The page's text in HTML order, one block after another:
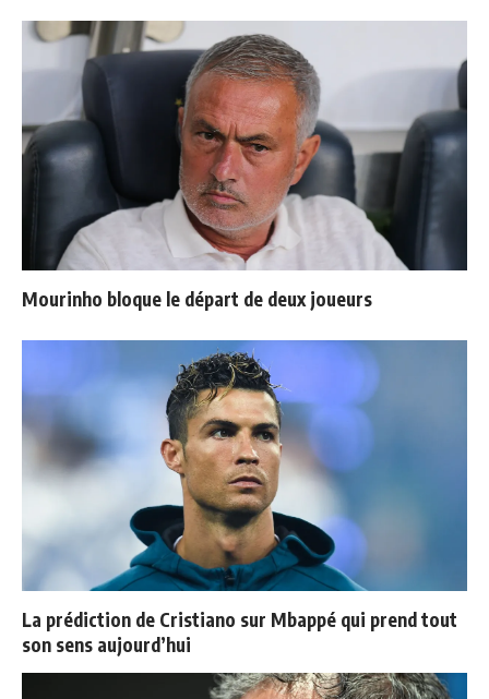
Mourinho bloque le départ de deux joueurs
La prédiction de Cristiano sur Mbappé qui prend tout
son sens aujourd’hui